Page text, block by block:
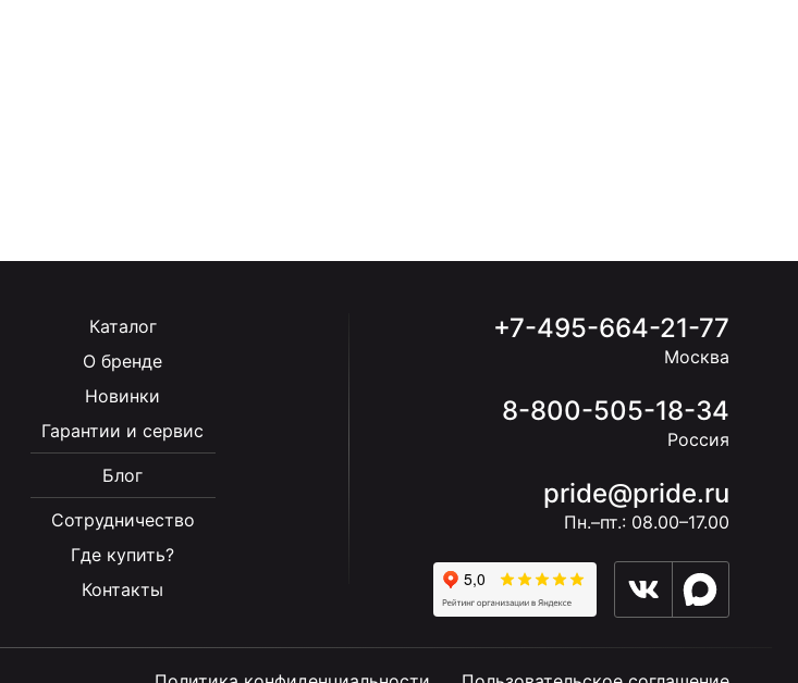
Каталог
О бренде
Новинки
Гарантии и сервис
Блог
Сотрудничество
Где купить?
Контакты
+7-495-664-21-77
Москва
8-800-505-18-34
Россия
pride@pride.ru
Пн.–пт.: 08.00–17.00